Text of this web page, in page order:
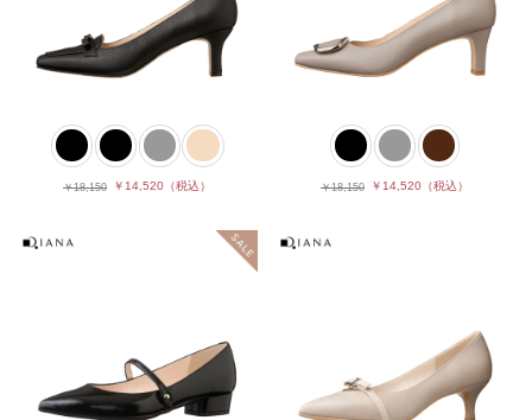
￥18,150 ￥14,520 （税込） ￥18,150 ￥14,520（税込）